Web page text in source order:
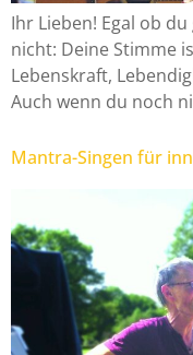
Ihr Lieben! Egal ob
nicht: Deine Stimme
Lebenskraft,
Auch wenn du noch
Mantra-Singen für